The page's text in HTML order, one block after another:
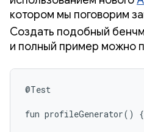
котором мы поговорим
Создать подобный
и полный пример можно
@Test
fun profileGenerator() {